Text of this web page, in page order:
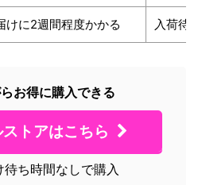
けに2週間程度かかる 入荷待
お得に購入できる
トアはこちら
ち時間なしで購入